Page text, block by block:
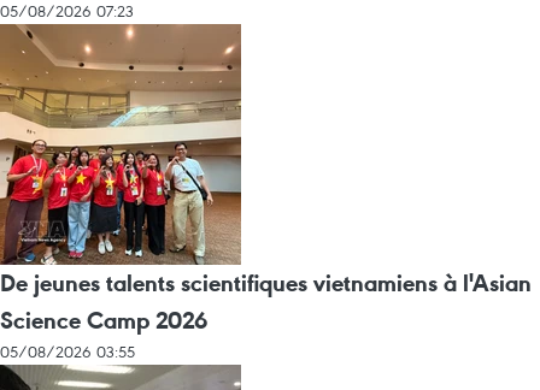
05/08/2026 07:23
De jeunes talents scientifiques vietnamiens à l'Asian
Science Camp 2026
05/08/2026 03:55